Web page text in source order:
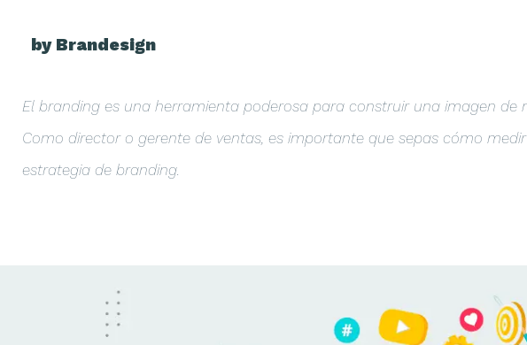
by Brandesign
El branding es una herramienta poderosa para construir una imagen de
Como director o gerente de ventas, es importante que sepas cómo
estrategia de branding.